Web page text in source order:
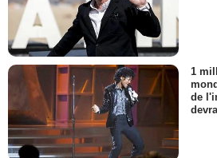
1
de